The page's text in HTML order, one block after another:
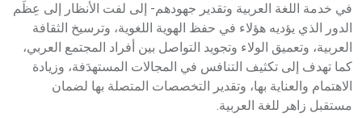
في خدمة اللغة العربية وتقدير جهودهم- إلى لفت الأنظار إلى عِظَم
الدور الذي يؤديه هؤلاء في حفظ الهوية اللغوية، وترسيخ الثقافة
العربية، وتعميق الولاء وتجويد التواصل بين أفراد المجتمع العربي،
كما تهدف إلى تكثيف التنافس في المجالات المستهدَفة، وزيادة
الاهتمام والعناية بها، وتقدير التخصصات المتصلة بها لضمان
مستقبل زاهر للغة العربية.